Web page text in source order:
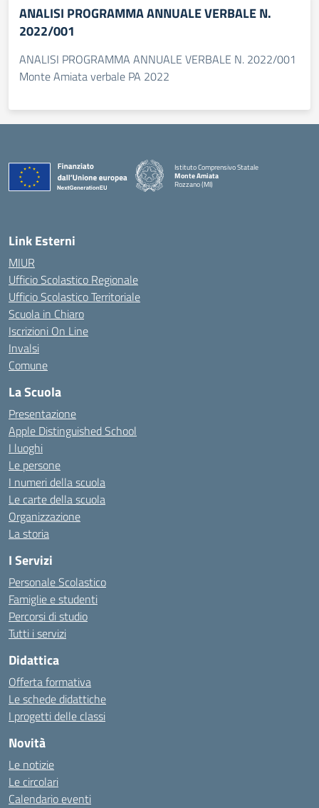
ANALISI PROGRAMMA ANNUALE VERBALE N.
2022/001
ANALISI PROGRAMMA ANNUALE VERBALE N. 2022/001
Monte Amiata verbale PA 2022
Istituto Comprensivo Statale
Monte Amiata
Rozzano (MI)
Link Esterni
MIUR
Ufficio Scolastico Regionale
Ufficio Scolastico Territoriale
Scuola in Chiaro
Iscrizioni On Line
Invalsi
Comune
La Scuola
Presentazione
Apple Distinguished School
I luoghi
Le persone
I numeri della scuola
Le carte della scuola
Organizzazione
La storia
I Servizi
Personale Scolastico
Famiglie e studenti
Percorsi di studio
Tutti i servizi
Didattica
Offerta formativa
Le schede didattiche
I progetti delle classi
Novità
Le notizie
Le circolari
Calendario eventi